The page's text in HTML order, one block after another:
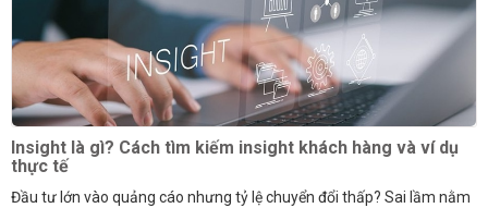
Insight là gì? Cách tìm kiếm insight khách hàng và ví dụ
thực tế
Đầu tư lớn vào quảng cáo nhưng tỷ lệ chuyển đổi thấp? Sai lầm nằm